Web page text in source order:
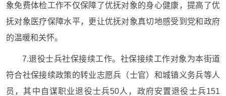
象免费体检工作不仅保障了优抚对象的身心健康，提高了优
抚对象医疗保障水平，更让优抚对象真切地感受到党和政府
的温暖和关怀。
7.退役士兵社保接续工作。社保接续工作对象为本街道
符合社保接续政策的转业志愿兵（士官）和城镇义务兵等人
员，其中自谋职业退役士兵50人，政府安置退役士兵151